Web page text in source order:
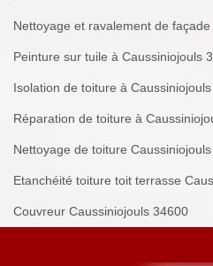
Nettoyage et ravalement de
Peinture sur tuile à Caussiniojouls
Isolation de toiture à
Réparation de toiture à
Nettoyage de toiture
Etanchéité toiture toit terrasse
Couvreur Caussiniojouls 34600